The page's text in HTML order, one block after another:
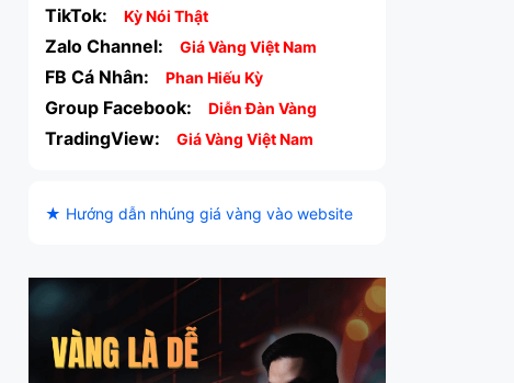
TikTok: Kỳ Nói Thật
Zalo Channel: Giá Vàng Việt Nam
FB Cá Nhân: Phan Hiếu Kỳ
Group Facebook: Diễn Đàn Vàng
TradingView: Giá Vàng Việt Nam
★ Hướng dẫn nhúng giá vàng vào website